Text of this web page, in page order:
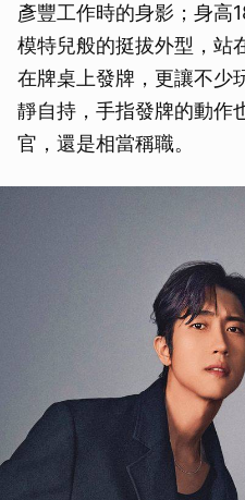
彥豐工作時的身影；身高
模特兒般的挺拔外型，站
在牌桌上發牌，更讓不少
靜自持，手指發牌的動作
官，還是相當稱職。